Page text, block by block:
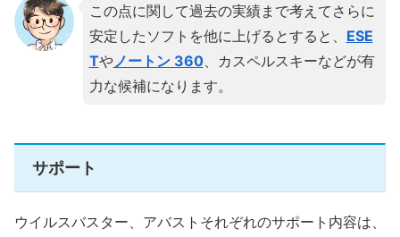
この点に関して過去の実績まで考えてさらに
安定したソフトを他に上げるとすると、 ESE
Tやノートン 360、カスペルスキーなどが有
力な候補になります。
サポート
ウイルスバスター、アバストそれぞれのサポート内容は、